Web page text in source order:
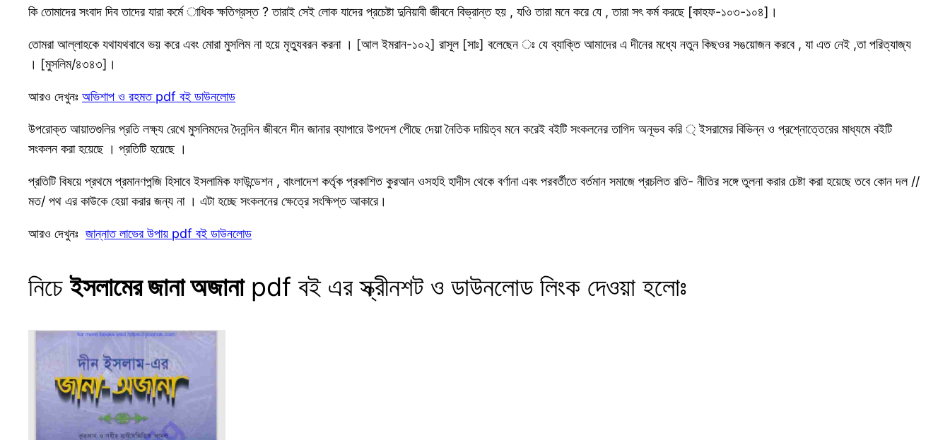
কি তোমাদের সংবাদ দিব তাদের যারা কর্মে াধিক ক্ষতিগ্রস্ত ? তারাই সেই লোক যাদের প্রচেষ্টা দুনিয়াবী জীবনে বিভ্রান্ত হয় , যওি তারা মনে করে যে , তারা সৎ কর্ম করছে [কাহফ-১০৩-১০৪]।
তোমরা আল্লাহকে যথাযথবাবে ভয় করে এবং মোরা মুসলিম না হয়ে মৃত্যুবরন করনা । [আল ইমরান-১০২] রাসূল [সাঃ] বলেছেন ঃ যে ব্যাক্তি আমাদের এ দীনের মধ্যে নতুন কিছওর সঙয়োজন করবে , যা এত নেই ,তা পরিত্যাজ্য
। [মুসলিম/৪৩৪৩]।
আরও দেখুনঃ অভিশাপ ও রহমত pdf বই ডাউনলোড
উপরোক্ত আয়াতগুলির প্রতি লক্ষ্য রেখে মুসলিমদের দৈনন্দিন জীবনে দীন জানার ব্যাপারে উপদেশ পেীছে দেয়া নৈতিক দায়িত্ব মনে করেই বইটি সংকলনের তাগিদ অনূভব করি ্ ইসরামের বিভিন্ন ও প্রশ্নোত্তেরের মাধ্যমে বইটি
সংকলন করা হয়েছে । প্রতিটি হয়েছে ।
প্রতিটি বিষয়ে প্রথমে প্রমানণপন্জি হিসাবে ইসলামিক ফাউন্ডেশন , বাংলাদেশ কর্তৃক প্রকাশিত কুরআন ওসহহি হাদীস থেকে বর্ণানা এবং পরবর্তীতে বর্তমান সমাজে প্রচলিত রতি- নীতির সঙ্গে তুলনা করার চেষ্টা করা হয়েছে তবে কোন দল //
মত/ পথ এর কাউকে হেয়া করার জন্য না । এটা হচ্ছে সংকলনের ক্ষেত্রে সংক্ষিপ্ত আকারে।
আরও দেখুনঃ জান্নাত লাভের উপায় pdf বই ডাউনলোড
নিচেইসলামের জানা অজানাpdf বই এর স্ক্রীনশট ও ডাউনলোড লিংক দেওয়া হলোঃ